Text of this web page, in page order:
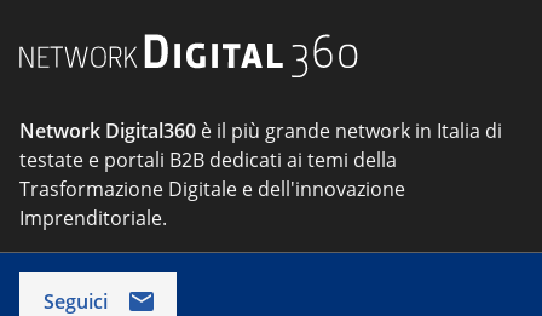
Network Digital360 è il più grande network in Italia di
testate e portali B2B dedicati ai temi della
Trasformazione Digitale e dell'innovazione
Imprenditoriale.
Seguici